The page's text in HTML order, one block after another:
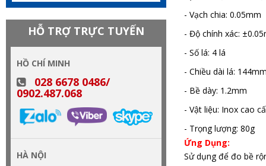
- Vạch chia: 0.05mm
- Độ chính xác:
- Số lá: 4 lá
- Chiều dài lá:
- Bề dày: 1.2mm
- Vật liệu: Inox cao
- Trọng lượng: 80g
Ứng Dụng:
Sử dụng để đo bề
HỖ TRỢ TRỰC TUYẾN
HỒ CHÍ MINH
028 6678 0486/
0902.487.068
HÀ NỘI